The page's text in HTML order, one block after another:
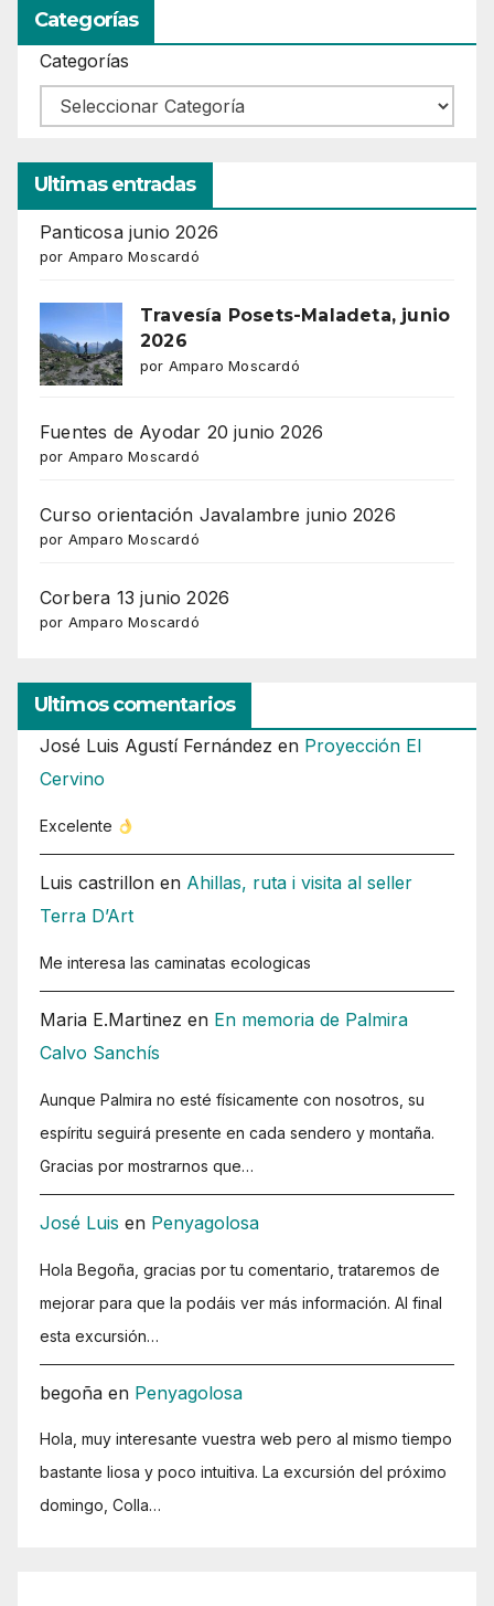
Categorías
Categorías
Ultimas entradas
Panticosa junio 2026
por Amparo Moscardó
Travesía Posets-Maladeta, junio
2026
por Amparo Moscardó
Fuentes de Ayodar 20 junio 2026
por Amparo Moscardó
Curso orientación Javalambre junio 2026
por Amparo Moscardó
Corbera 13 junio 2026
por Amparo Moscardó
Ultimos comentarios
José Luis Agustí Fernández en Proyección El
Cervino
Excelente
Luis castrillon en Ahillas, ruta i visita al seller
Terra D’Art
Me interesa las caminatas ecologicas
Maria E.Martinez en En memoria de Palmira
Calvo Sanchís
Aunque Palmira no esté físicamente con nosotros, su
espíritu seguirá presente en cada sendero y montaña.
Gracias por mostrarnos que…
José Luis en Penyagolosa
Hola Begoña, gracias por tu comentario, trataremos de
mejorar para que la podáis ver más información. Al final
esta excursión…
begoña en Penyagolosa
Hola, muy interesante vuestra web pero al mismo tiempo
bastante liosa y poco intuitiva. La excursión del próximo
domingo, Colla…